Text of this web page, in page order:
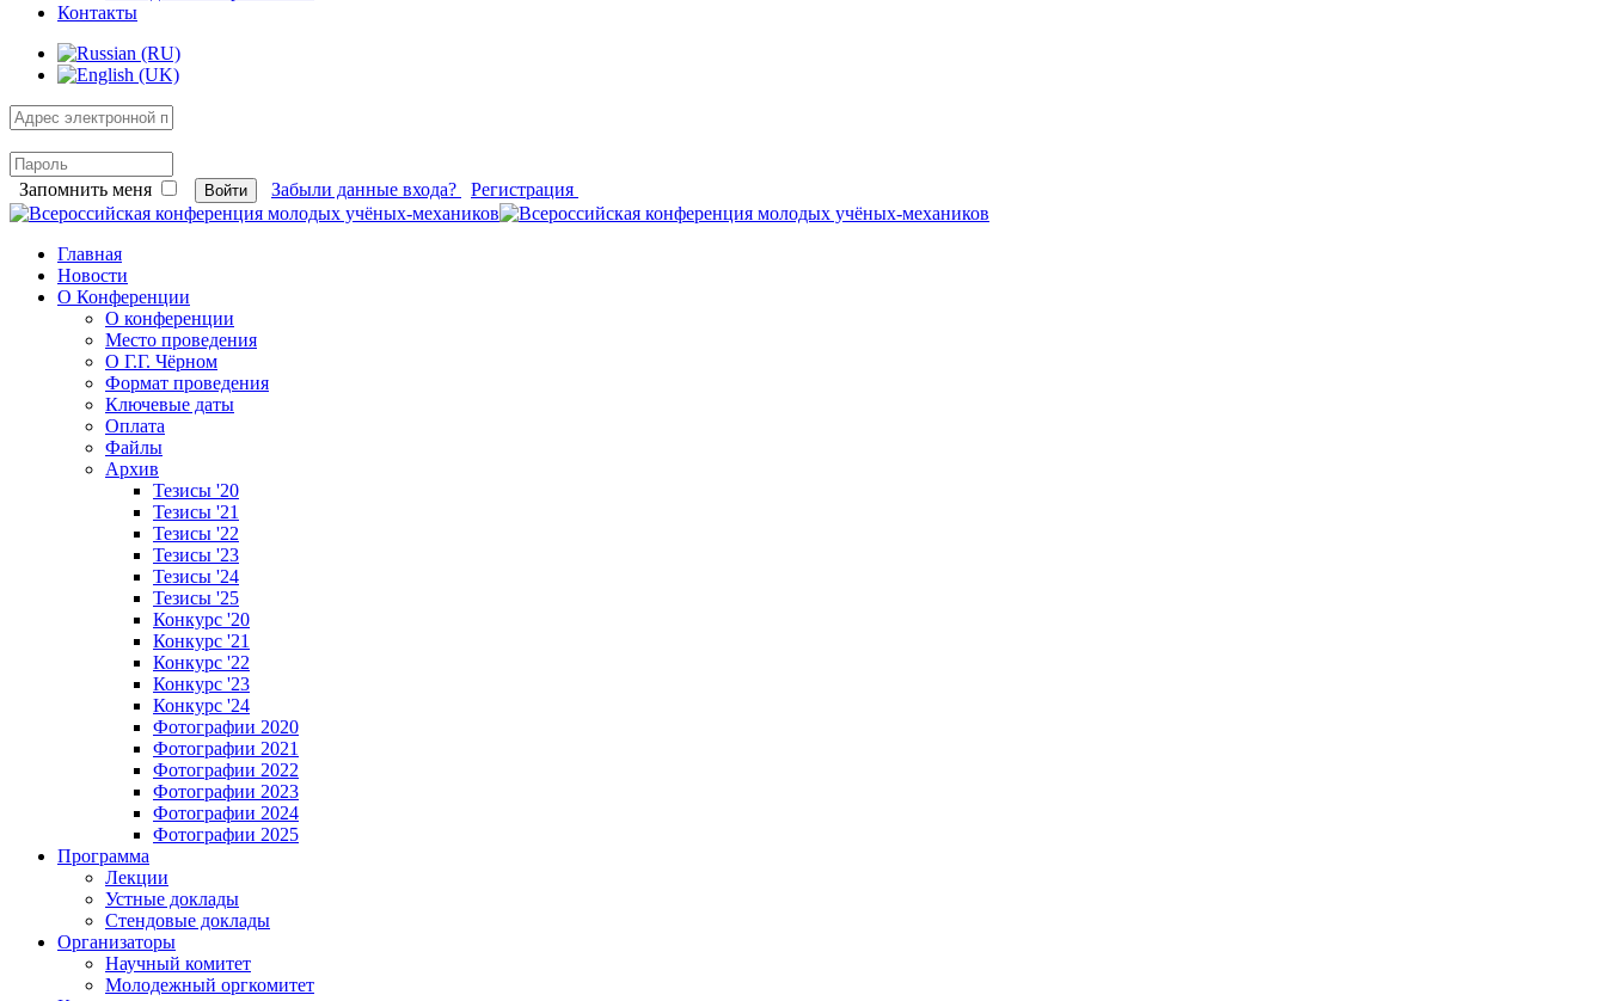
Контакты
Запомнить меня Войти Забыли данные входа? Регистрация
Главная
Новости
О Конференции
О конференции
Место проведения
О Г.Г. Чёрном
Формат проведения
Ключевые даты
Оплата
Файлы
Архив
Тезисы '20
Тезисы '21
Тезисы '22
Тезисы '23
Тезисы '24
Тезисы '25
Конкурс '20
Конкурс '21
Конкурс '22
Конкурс '23
Конкурс '24
Фотографии 2020
Фотографии 2021
Фотографии 2022
Фотографии 2023
Фотографии 2024
Фотографии 2025
Программа
Лекции
Устные доклады
Стендовые доклады
Организаторы
Научный комитет
Молодежный оргкомитет